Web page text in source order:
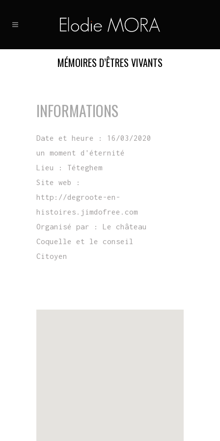
MÉMOIRES D’ÊTRES VIVANTS
INFORMATIONS
Date et heure :
16/03/2020
un moment d'éternité
Lieu :
Téteghem
Site web :
http://degroote-en-
histoires.jimdofree.com
Organisé par :
Le château
Coquelle et le conseil
Citoyen